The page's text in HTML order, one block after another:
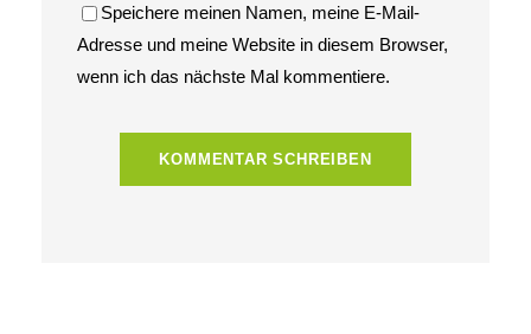
Speichere meinen Namen, meine E-Mail-
Adresse und meine Website in diesem Browser,
wenn ich das nächste Mal kommentiere.